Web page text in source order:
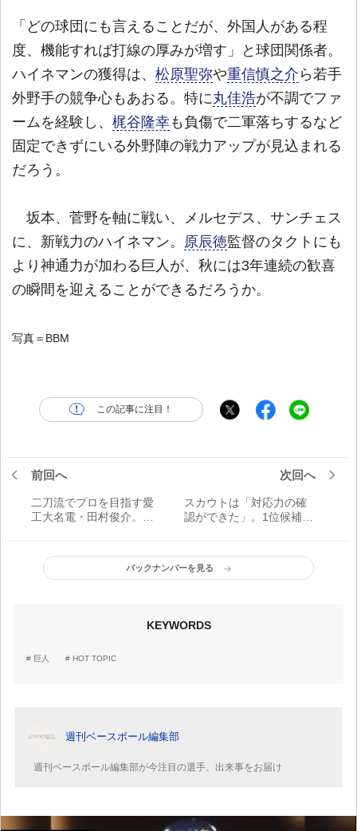
「どの球団にも言えることだが、外国人がある程
度、機能すれば打線の厚みが増す」と球団関係者。
ハイネマンの獲得は、 松原聖弥や重信慎之介 ら若手
外野手の競争心もあおる。特に丸佳浩が不調でファ
ームを経験し、 梶谷隆幸も負傷で二軍落ちするなど
固定できずにいる外野陣の戦力アップが見込まれる
だろう。
坂本、菅野を軸に戦い、メルセデス、サンチェス
に、新戦力のハイネマン。 原辰徳監督のタクトにも
より神通力が加わる巨人が、秋には3年連続の歓喜
の瞬間を迎えることができるだろうか。
写真＝BBM
この記事に注目！
前回へ
二刀流でプロを目指す愛
工大名電・田村俊介。そ
とは？【2021夏の甲子
園】
次回へ
スカウトは「対応力の確
認ができた」。1位候補・
れた意識の高さ【2021夏
の甲子園】
バックナンバーを見る
KEYWORDS
巨人 HOT TOPIC
週刊ベースボール編集部
週刊ベースボール編集部が今注目の選手、出来事をお届け